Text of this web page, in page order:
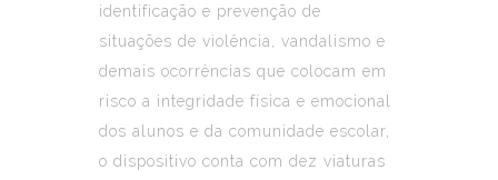
identificação e prevenção de
situações de violência, vandalismo e
demais ocorrências que colocam em
risco a integridade física e emocional
dos alunos e da comunidade escolar,
o dispositivo conta com dez viaturas